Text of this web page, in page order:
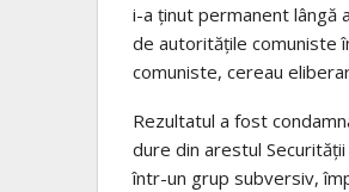
i-a ţinut permanent lângă
de autorităţile comuniste
comuniste, cereau
Rezultatul a fost
dure din arestul
într-un grup subversiv,